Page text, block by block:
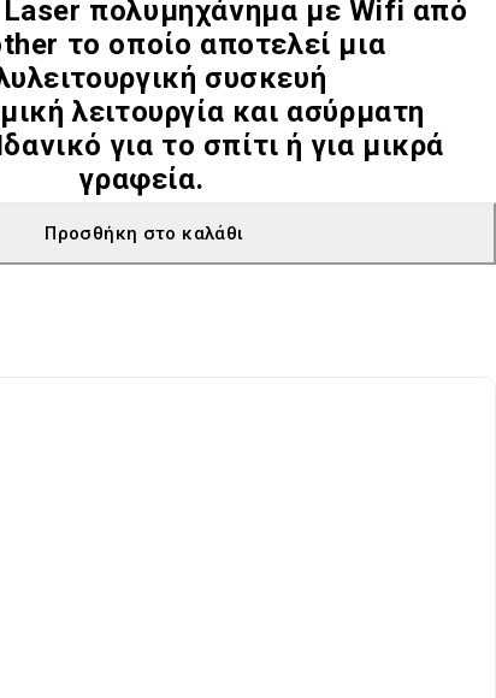
πολυμηχάνημα με Wifi από
το οποίο αποτελεί μια
συσκευή
λειτουργία και ασύρματη
για το σπίτι ή για μικρά
γραφεία.
Προσθήκη στο καλάθι